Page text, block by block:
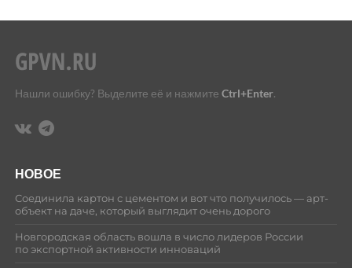
Нашли ошибку? Выделите её и нажмите Ctrl+Enter.
НОВОЕ
Соединила картон с цементом и вот что получилось — арт-
объект на даче, который выглядит очень дорого
Новгородская область вошла в число лидеров России
по экспортной активности инноваций